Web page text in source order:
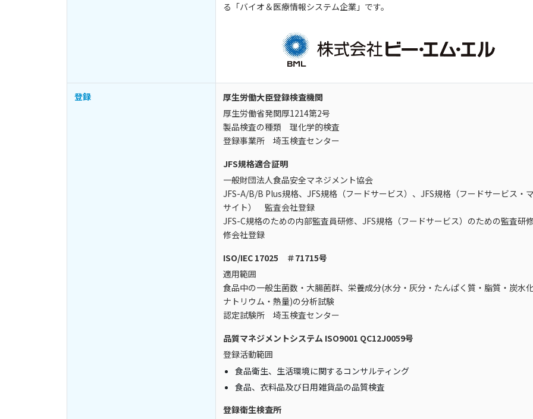
る「バイオ＆医療情報システム企業」です。
登録
厚生労働大臣登録検査機関
厚生労働省発関厚1214第2号
製品検査の種類 理化学的検査
登録事業所 埼玉検査センター
JFS規格適合証明
一般財団法人食品安全マネジメント協会
JFS-A/B/B Plus規格、JFS規格（フードサービス）、JFS規格（フードサービス・
サイト） 監査会社登録
JFS-C規格のための内部監査員研修、JFS規格（フードサービス）のための監査
修会社登録
ISO/IEC 17025 ＃71715号
適用範囲
食品中の一般生菌数・大腸菌群、栄養成分(水分・灰分・たんぱく質・脂質・炭水
ナトリウム・熱量)の分析試験
認定試験所 埼玉検査センター
品質マネジメントシステム ISO9001 QC12J0059号
登録活動範囲
食品衛生、生活環境に関するコンサルティング
食品、衣料品及び日用雑貨品の品質検査
登録衛生検査所